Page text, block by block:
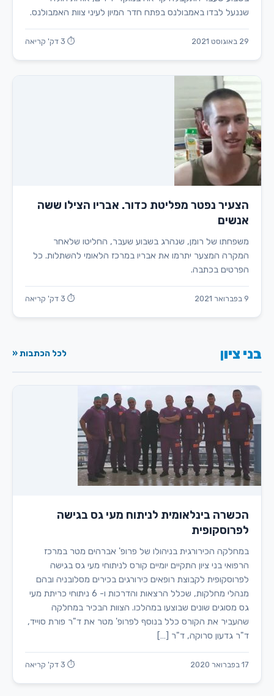
שננעל לבדו באמבולנס בפתח חדר המיון לעיני צוות האמבולנס.
29 באוגוסט 2021 ⏱ 3 דק' קריאה
הצעיר נפטר מפליטת כדור. אבריו הצילו ששה
אנשים
משפחתו של רומן, שנהרג בשבוע שעבר, החליטו שלאחר
המקרה המצער יתרמו את אבריו במרכז הלאומי להשתלות. כל
הפרטים בכתבה.
9 בפברואר 2021 ⏱ 3 דק' קריאה
בני ציון לכל הכתבות «
הכשרה בינלאומית לניתוח מעי גס בגישה
לפרוסקופית
במחלקה הכירורגית בניהולו של פרופ' אברהים מטר במרכז
הרפואי בני ציון התקיים יומיים קורס לניתוחי מעי גס בגישה
לפרוסקופית לקבוצת רופאים כירורגים בכירים מסלובניה ובהם
מנהלי מחלקות, שכלל הרצאות והדרכות ו- 6 ניתוחי כריתת מעי
גס מסוגים שונים שבוצעו במהלכו. הצוות הבכיר במחלקה
שהעביר את הקורס כלל בנוסף לפרופ' מטר את ד"ר פורת סוייד,
ד"ר גדעון סרוקה, ד"ר […]
17 בפברואר 2020 ⏱ 3 דק' קריאה